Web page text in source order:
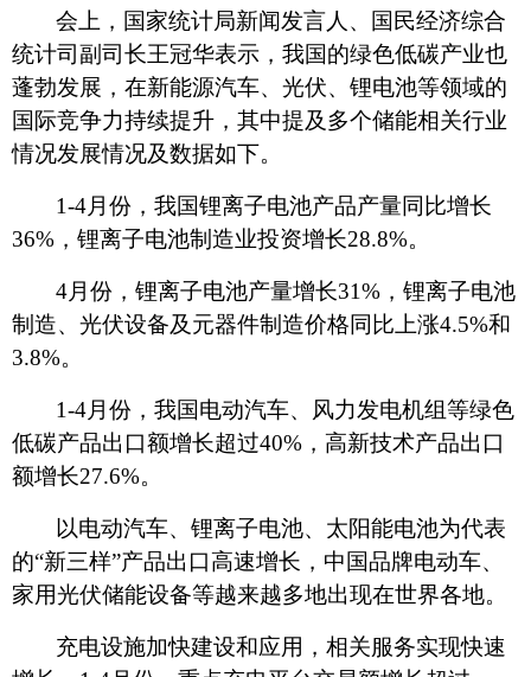
会上，国家统计局新闻发言人、国民经济综合
统计司副司长王冠华表示，我国的绿色低碳产业也
蓬勃发展，在新能源汽车、光伏、锂电池等领域的
国际竞争力持续提升，其中提及多个储能相关行业
情况发展情况及数据如下。
1-4月份，我国锂离子电池产品产量同比增长
36%，锂离子电池制造业投资增长28.8%。
4月份，锂离子电池产量增长31%，锂离子电池
制造、光伏设备及元器件制造价格同比上涨4.5%和
3.8%。
1-4月份，我国电动汽车、风力发电机组等绿色
低碳产品出口额增长超过40%，高新技术产品出口
额增长27.6%。
以电动汽车、锂离子电池、太阳能电池为代表
的“新三样”产品出口高速增长，中国品牌电动车、
家用光伏储能设备等越来越多地出现在世界各地。
充电设施加快建设和应用，相关服务实现快速